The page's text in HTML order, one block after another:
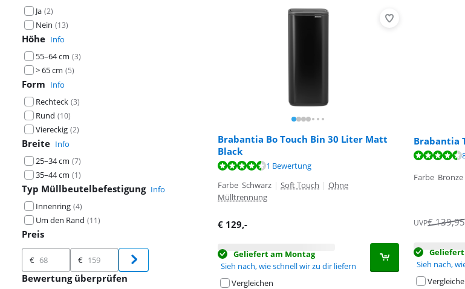
Ja (2)
Nein (13)
Höhe Info
55–64 cm (3)
> 65 cm (5)
Form Info
Rechteck (3)
Rund (10)
Viereckig (2)
Breite Info
25–34 cm (7)
35–44 cm (1)
Typ Müllbeutelbefestigung Info
Innenring (4)
Um den Rand (11)
Preis
Preis
€ €
Bewertung überprüfen
Brabantia Bo Touch Bin 30 Liter Matt
Black
Bewertet mit 8,7 von 10, basierend auf 1 Bewertung.
1 Bewertung
Farbe Schwarz | Soft Touch | Ohne
Mülltrennung
€ 129,-
Geliefert am Montag
Sieh nach, wie schnell wir zu dir liefern
Vergleichen
Brabantia
Bewertet mit 9,4 von 10, basierend auf 87 Bewertungen.
Farbe Bronze
UVP€139,95
Sieh nach,
Bewertet mit 9,5 von 10, basierend auf 108 Bewertungen.